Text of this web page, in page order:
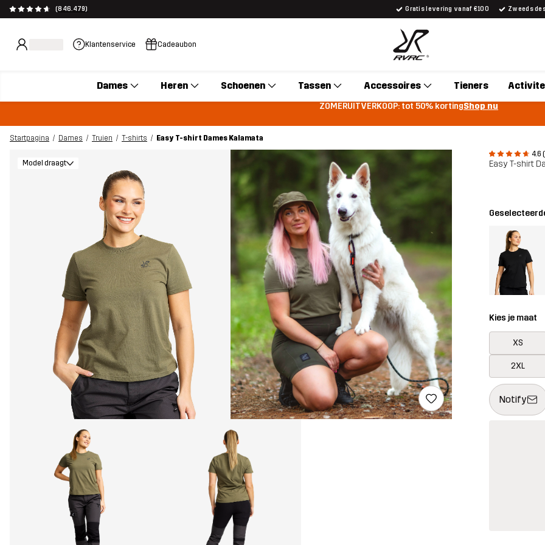
(846.479) Gratis levering vanaf €100 Zweeds
Klantenservice Cadeaubon
Dames Heren Schoenen Tassen Accessoires Tieners
ZOMERUITVERKOOP: tot 50% kortingShop nu
Startpagina Dames Truien T-shirts
Easy T-shirt Dames Kalamata
4.6
Easy T-shirt
Model draagt
Kies je maat
XS
2XL
Notify
Deze knop
{{size}} niet